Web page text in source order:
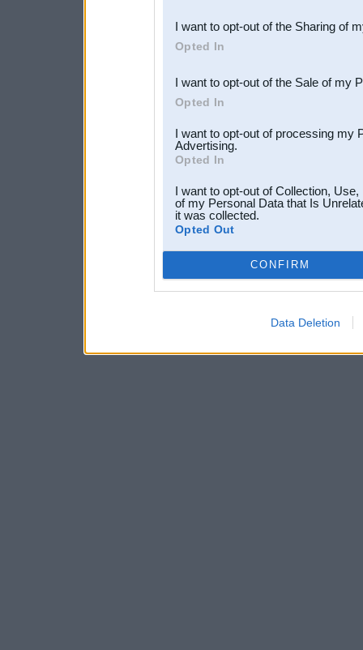
Downstream Participants
third parties.
I want to opt-out of the Sharing of
Opted In
I want to opt-out of the Sale of my
Opted In
I want to opt-out of processing my
Advertising.
Opted In
I want to opt-out of Collection,
of my Personal Data that Is
it was collected.
Opted Out
CONFIRM
Data Deletion